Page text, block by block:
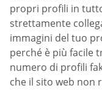
propri profili in
strettamente
immagini del tuo
perché è più facile
numero di profili
che il sito web non